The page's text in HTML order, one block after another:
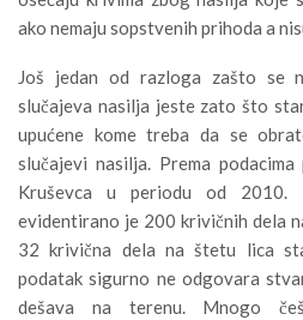
ako nemaju sopstvenih prihoda a
Još jedan od razloga zašto se
slučajeva nasilja jeste zato što
upućene kome treba da se
slučajevi nasilja. Prema
Kruševca u periodu od
evidentirano je 200 krivičnih dela
32 krivična dela na štetu lica
podatak sigurno ne odgovara
dešava na terenu. Mnogo